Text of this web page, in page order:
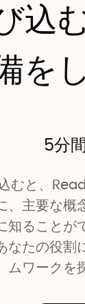
込
を
5分
むと、
、主要な概
知ることが
なたの役割
ムワークを